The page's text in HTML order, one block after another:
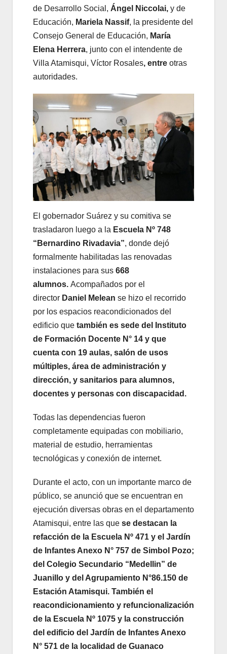
de Desarrollo Social, Ángel Niccolai, y de
Educación, Mariela Nassif, la presidente del
Consejo General de Educación, María
Elena Herrera, junto con el intendente de
Villa Atamisqui, Víctor Rosales, entre otras
autoridades.
El gobernador Suárez y su comitiva se
trasladaron luego a la Escuela Nº 748
“Bernardino Rivadavia”, donde dejó
formalmente habilitadas las renovadas
instalaciones para sus 668
alumnos. Acompañados por el
director Daniel Melean se hizo el recorrido
por los espacios reacondicionados del
edificio que también es sede del Instituto
de Formación Docente N° 14 y que
cuenta con 19 aulas, salón de usos
múltiples, área de administración y
dirección, y sanitarios para alumnos,
docentes y personas con discapacidad.
Todas las dependencias fueron
completamente equipadas con mobiliario,
material de estudio, herramientas
tecnológicas y conexión de internet.
Durante el acto, con un importante marco de
público, se anunció que se encuentran en
ejecución diversas obras en el departamento
Atamisqui, entre las que se destacan la
refacción de la Escuela Nº 471 y el Jardín
de Infantes Anexo N° 757 de Simbol Pozo;
del Colegio Secundario “Medellin” de
Juanillo y del Agrupamiento N°86.150 de
Estación Atamisqui. También el
reacondicionamiento y refuncionalización
de la Escuela Nº 1075 y la construcción
del edificio del Jardín de Infantes Anexo
N° 571 de la localidad de Guanaco